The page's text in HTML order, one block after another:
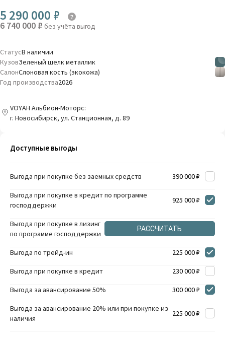
5 290 000 ₽
6 740 000 ₽ без учёта выгод
СтатусВ наличии
КузовЗеленый шелк металлик
СалонСлоновая кость (экокожа)
Год производства2026
VOYAH Альбион-Моторс:
г. Новосибирск, ул. Станционная, д. 89
Доступные выгоды
Выгода при покупке без заемных средств 390 000 ₽
Выгода при покупке в кредит по программе
господдержки
925 000 ₽
Выгода при покупке в лизинг
по программе господдержки
РАССЧИТАТЬ
Выгода по трейд-ин 225 000 ₽
Выгода при покупке в кредит 230 000 ₽
Выгода за авансирование 50% 300 000 ₽
Выгода за авансирование 20% или при покупке из
наличия
225 000 ₽